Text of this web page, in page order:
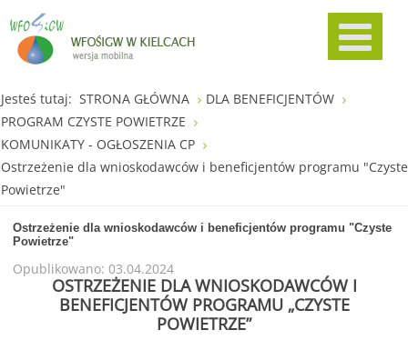
Jesteś tutaj: STRONA GŁÓWNA
DLA BENEFICJENTÓW
PROGRAM CZYSTE POWIETRZE
KOMUNIKATY - OGŁOSZENIA CP
Ostrzeżenie dla wnioskodawców i beneficjentów programu "Czyste
Powietrze"
Ostrzeżenie dla wnioskodawców i beneficjentów programu "Czyste
Powietrze"
Opublikowano: 03.04.2024
OSTRZEŻENIE DLA WNIOSKODAWCÓW I
BENEFICJENTÓW PROGRAMU „CZYSTE
POWIETRZE”